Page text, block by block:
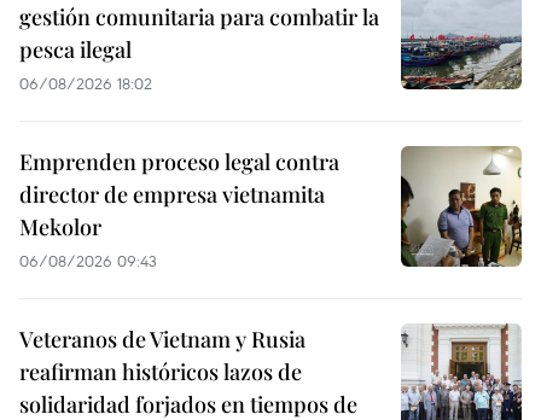
gestión comunitaria para combatir la
pesca ilegal
06/08/2026 18:02
Emprenden proceso legal contra
director de empresa vietnamita
Mekolor
06/08/2026 09:43
Veteranos de Vietnam y Rusia
reafirman históricos lazos de
solidaridad forjados en tiempos de